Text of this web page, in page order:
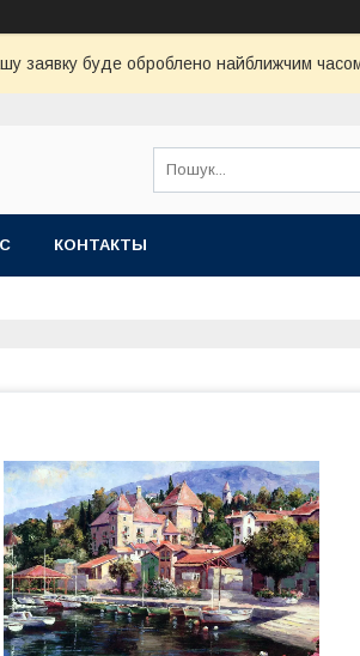
заявку буде оброблено найближчим
КОНТАКТЫ